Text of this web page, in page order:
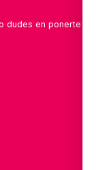
dudes en ponerte